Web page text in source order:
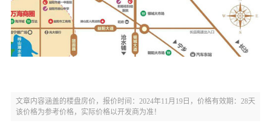
文章内容涵盖的楼盘房价，报价时间：2024年11月19日，价格有效期：28天
该价格为参考价格，实际价格以开发商为准！